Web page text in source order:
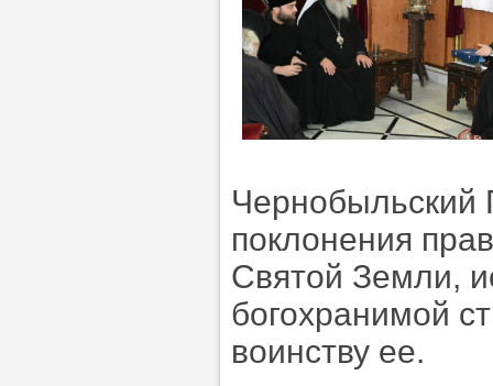
Чернобыльский
поклонения
Святой Земли,
богохранимой
воинству ее.